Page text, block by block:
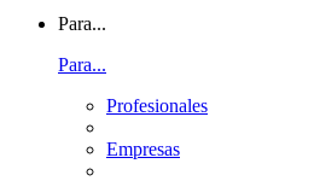
Para...
Para...
Profesionales
Empresas